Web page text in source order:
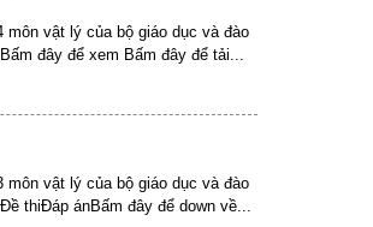
vật lý của bộ giáo dục và đào
đây để xem Bấm đây để tải...
vật lý của bộ giáo dục và đào
thiĐáp ánBấm đây để down về...